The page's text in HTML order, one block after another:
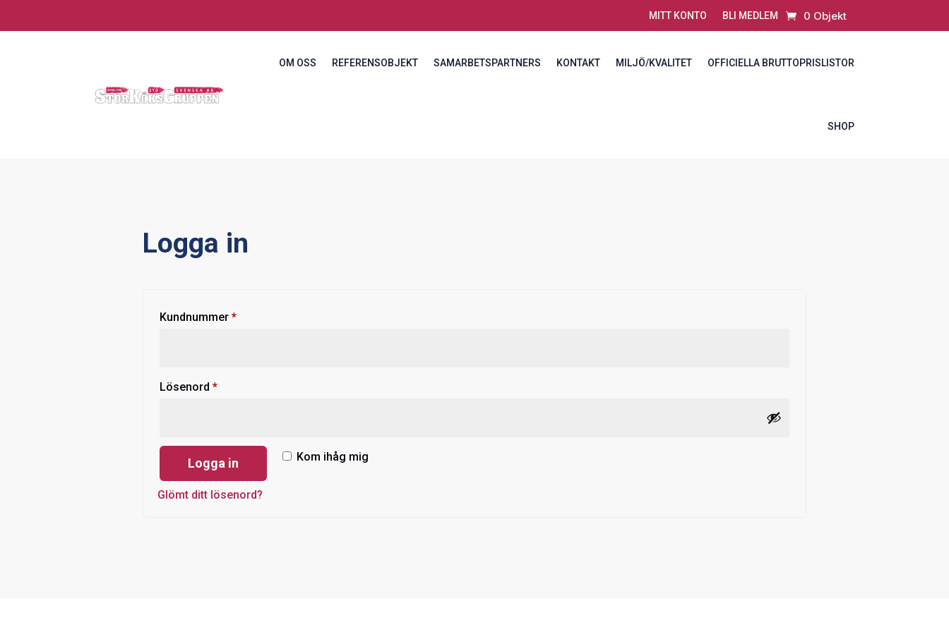
MITT KONTO BLI MEDLEM 0 Objekt
OM OSS REFERENSOBJEKT SAMARBETSPARTNERS KONTAKT MILJÖ/KVALITET OFFICIELLA BRUTTOPRISLISTOR
SHOP
Logga in
Kundnummer *Obligatoriskt
Lösenord *Obligatoriskt
Kom ihåg mig
Logga in
Glömt ditt lösenord?